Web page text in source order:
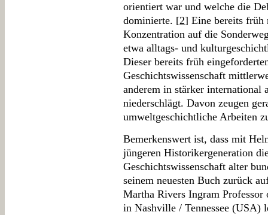
orientiert war und welche die
dominierte. [2] Eine bereits früh
Konzentration auf die
etwa alltags- und
Dieser bereits früh
Geschichtswissenschaft
anderem in stärker international
niederschlägt. Davon zeugen
umweltgeschichtliche Arbeiten
Bemerkenswert ist, dass mit
jüngeren Historikergeneration
Geschichtswissenschaft alter
seinem neuesten Buch zurück
Martha Rivers Ingram
in Nashville / Tennessee (USA)